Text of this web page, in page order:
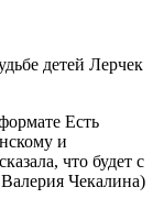
Есть
и
что будет с
Чекалина)